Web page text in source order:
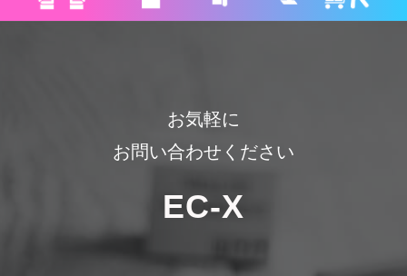
お気軽に
お問い合わせください
EC-X